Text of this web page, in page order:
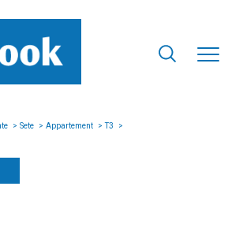
Sete Appartement
T3